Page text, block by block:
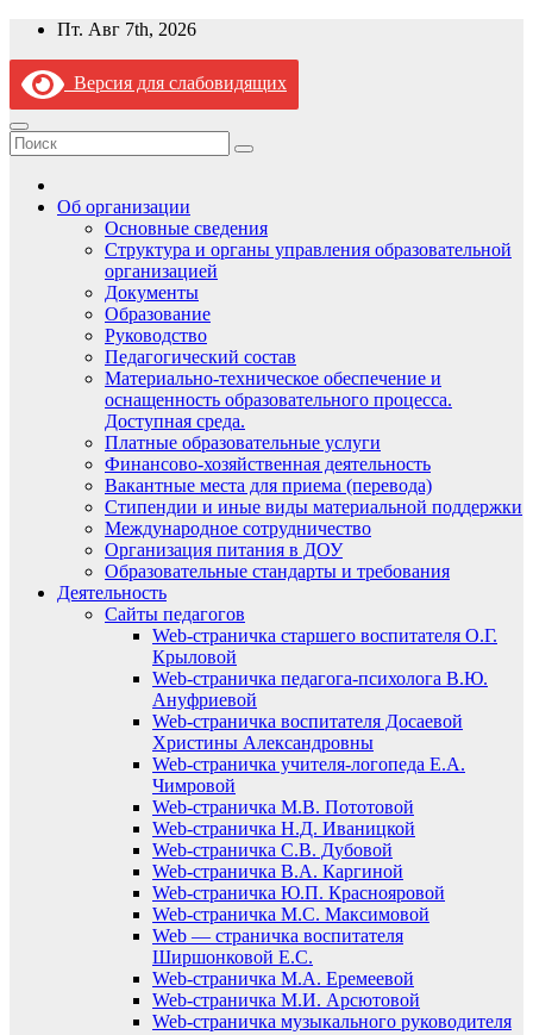
Перейти
содержимому
Пт. Авг 7th, 2026
Версия для слабовидящих
Об организации
Основные сведения
Структура и органы управления образовательной
организацией
Документы
Образование
Руководство
Педагогический состав
Материально-техническое обеспечение и
оснащенность образовательного процесса.
Доступная среда.
Платные образовательные услуги
Финансово-хозяйственная деятельность
Вакантные места для приема (перевода)
Стипендии и иные виды материальной поддержки
Международное сотрудничество
Организация питания в ДОУ
Образовательные стандарты и требования
Деятельность
Сайты педагогов
Web-страничка старшего воспитателя О.Г.
Крыловой
Web-страничка педагога-психолога В.Ю.
Ануфриевой
Web-страничка воспитателя Досаевой
Христины Александровны
Web-страничка учителя-логопеда Е.А.
Чимровой
Web-страничка М.В. Пототовой
Web-страничка Н.Д. Иваницкой
Web-страничка С.В. Дубовой
Web-страничка В.А. Каргиной
Web-страничка Ю.П. Краснояровой
Web-страничка М.С. Максимовой
Web — страничка воспитателя
Ширшонковой Е.С.
Web-страничка М.А. Еремеевой
Web-страничка М.И. Арсютовой
Web-страничка музыкального руководителя